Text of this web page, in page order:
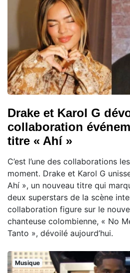
Drake et Karol G
collaboration
titre « Ahí »
C’est l’une des collaborations
moment. Drake et Karol G
Ahí », un nouveau titre qui
deux superstars de la scène
collaboration figure sur le
chanteuse colombienne, « No
Tanto », dévoilé aujourd’hui.
Musique